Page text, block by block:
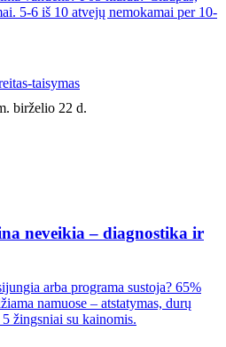
5-6 iš 10 atvejų nemokamai per 10-
taisymas
birželio 22 d.
neveikia – diagnostika ir
arba programa sustoja? 65%
namuose – atstatymas, durų
žingsniai su kainomis.